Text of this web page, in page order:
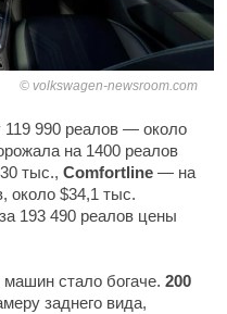
volkswagen-newsroom.com
119 990 реалов — около
на 1400 реалов
тыс., Comfortline — на
около $34,1 тыс.
за 193 490 реалов цены
стало богаче. 200
заднего вида,